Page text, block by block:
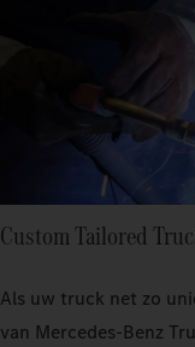
Custom Tailored
Als uw truck net zo
van Mercedes‑Benz